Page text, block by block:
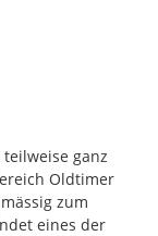
ganz
Oldtimer
zum
eines der